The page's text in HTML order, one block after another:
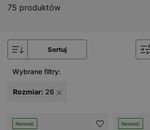
75 produktów
Sortuj
Wybrane filtry:
Rozmiar: 26
Nowość Nowość